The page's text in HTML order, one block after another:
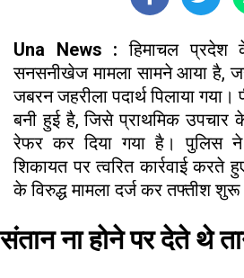
Una News :हिमाचल
सनसनीखेज मामला सामने आया है,
जबरन जहरीला पदार्थ पिलाया
बनी हुई है, जिसे प्राथमिक उपचार
रेफर कर दिया गया है। पुलिस ने
शिकायत पर त्वरित कार्रवाई करते
के विरुद्ध मामला दर्ज कर तफ्तीश
संतान ना होने पर देते थे